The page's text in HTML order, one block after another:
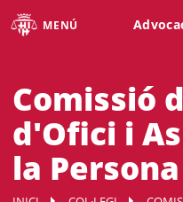
MENÚ
Comissió
d'Ofici i
la